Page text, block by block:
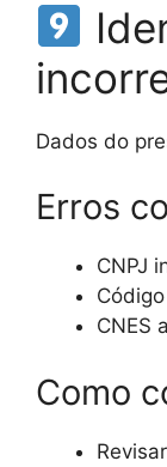
Dados do
Erros
CNPJ
CNES
Como